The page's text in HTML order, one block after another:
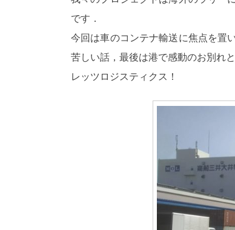
です．
今回は車のコンテナ輸送に焦点を置
苦しい話，最後は港で感動のお別れ
レッツロジスティクス！